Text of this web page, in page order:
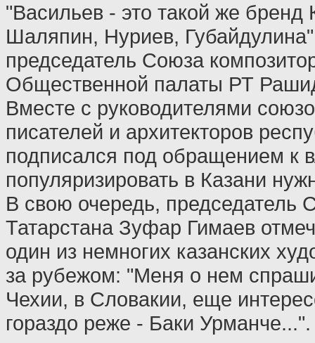
"Васильев - это такой же бренд
Шаляпин, Нуриев,
председатель Союза
Общественной палаты РТ
Вместе с руководителями
писателей и архитекторов
подписался под обращением к
популяризировать в Казани
В свою очередь, председатель
Татарстана Зуфар Гимаев
один из немногих казанских
за рубежом: "Меня о нем
Чехии, в Словакии, еще
гораздо реже - Баки Урманче...".